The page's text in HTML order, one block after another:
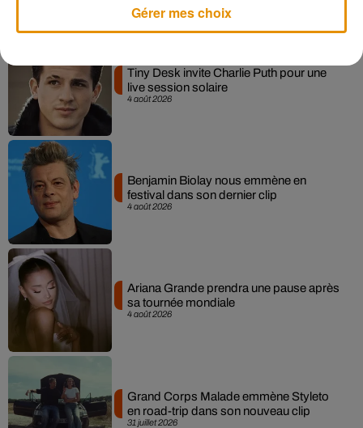
4 août 2026
Tiny Desk invite Charlie Puth pour une
live session solaire
4 août 2026
Benjamin Biolay nous emmène en
festival dans son dernier clip
4 août 2026
Ariana Grande prendra une pause après
sa tournée mondiale
31 juillet 2026
Grand Corps Malade emmène Styleto
en road-trip dans son nouveau clip
Gérer mes choix